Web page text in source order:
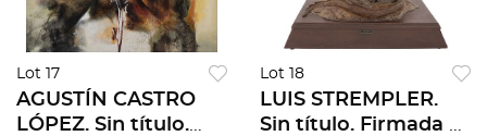
Lot 17
AGUSTÍN CASTRO
LÓPEZ. Sin título.
Lot 18
LUIS STREMPLER.
Sin título. Firmada y